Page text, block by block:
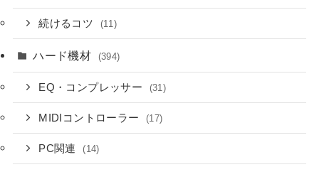
続けるコツ (11)
ハード機材 (394)
EQ・コンプレッサー (31)
MIDIコントローラー (17)
PC関連 (14)